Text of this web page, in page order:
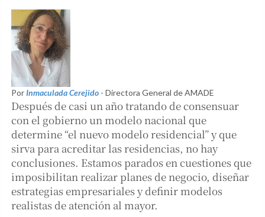
PorInmaculada Cerejido - Directora General de AMADE
Después de casi un año tratando de consensuar
con el gobierno un modelo nacional que
determine “el nuevo modelo residencial” y que
sirva para acreditar las residencias, no hay
conclusiones. Estamos parados en cuestiones que
imposibilitan realizar planes de negocio, diseñar
estrategias empresariales y definir modelos
realistas de atención al mayor.